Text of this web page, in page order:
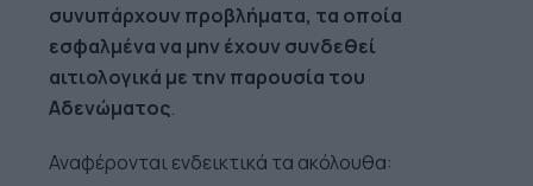
συνυπάρχουν προβλήματα, τα οποία
εσφαλμένα να μην έχουν συνδεθεί
αιτιολογικά με την παρουσία του
Αδενώματος.
Αναφέρονται ενδεικτικά τα ακόλουθα: